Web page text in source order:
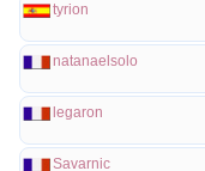
tyrion
natanaelsolo
legaron
Savarnic